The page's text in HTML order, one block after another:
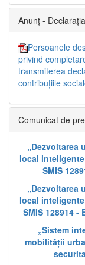
Anunț -
Persoanele
privind
transmiterea
contribuțiile
Comunicat de
„Dezvoltarea
local
SMIS
„Dezvoltarea
local
SMIS 128914 -
„Sistem
mobilității